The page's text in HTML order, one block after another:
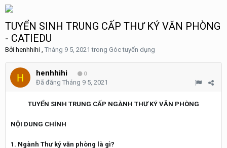
TUYỂN SINH TRUNG CẤP THƯ KÝ VĂN PHÒNG
- CATIEDU
Bởi henhhihi , Tháng 9 5, 2021trong Góc tuyển dụng
henhhihi 0
Đã đăng Tháng 9 5, 2021
TUYỂN SINH TRUNG CẤP NGÀNH THƯ KÝ VĂN PHÒNG
NỘI DUNG CHÍNH
1. Ngành Thư ký văn phòng là gì?